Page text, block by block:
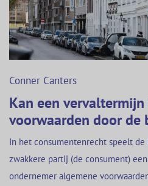
Conner Canters
Kan een
voorwaarden door de
In het consumentenrecht speelt de
zwakkere partij (de consument)
ondernemer algemene